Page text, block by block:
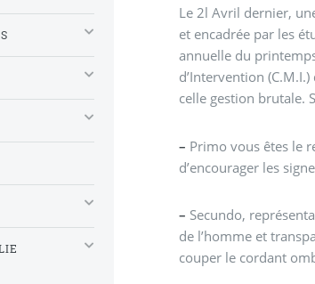
Le 2l Avril dernier,
et encadrée par les
annuelle du
d’Intervention
celle gestion brutale.
– Primo vous êtes le
d’encourager les
– Secundo,
de l’homme et
couper le cordant